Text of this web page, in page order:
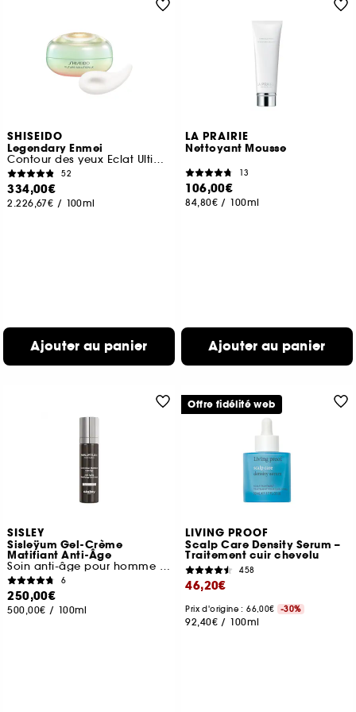
SHISEIDO
Legendary Enmei
Contour des yeux Eclat Ultime
52
334,00€
2.226,67€ / 100ml
Ajouter au panier
LA PRAIRIE
Nettoyant Mousse
13
106,00€
84,80€ / 100ml
Ajouter au panier
SISLEY
Sisleÿum Gel-Crème
Matifiant Anti-Âge
Soin anti-âge pour homme peaux mixtes à
6
250,00€
500,00€ / 100ml
LIVING PROOF
Scalp Care Density Serum –
Traitement cuir chevelu
458
46,20€
Prix d'origine : 66,00€ -30%
92,40€ / 100ml
Offre fidélité web